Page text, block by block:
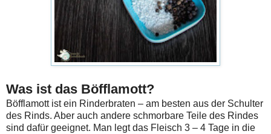
Was ist das Böfflamott?
Böfflamott ist ein Rinderbraten – am besten aus der Schulter
des Rinds. Aber auch andere schmorbare Teile des Rindes
sind dafür geeignet. Man legt das Fleisch 3 – 4 Tage in die